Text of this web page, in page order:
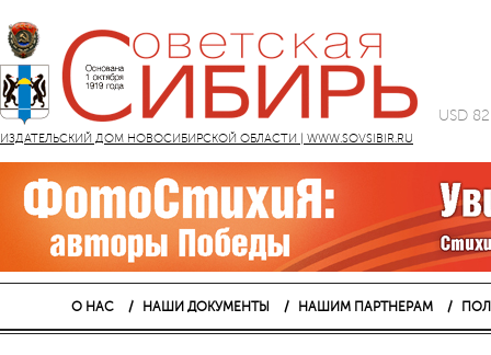
ИЗДАТЕЛЬСКИЙ ДОМ НОВОСИБИРСКОЙ ОБЛАСТИ | WWW.SOVSIBIR.RU
USD
О НАС НАШИ ДОКУМЕНТЫ НАШИМ ПАРТНЕРАМ